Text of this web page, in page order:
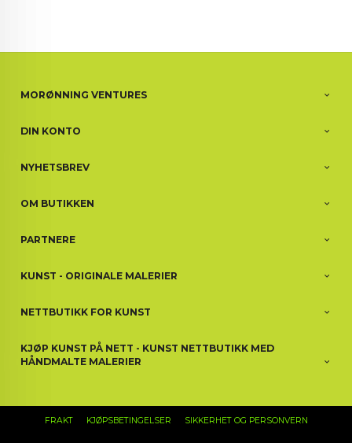
MORØNNING VENTURES
DIN KONTO
NYHETSBREV
OM BUTIKKEN
PARTNERE
KUNST - ORIGINALE MALERIER
NETTBUTIKK FOR KUNST
KJØP KUNST PÅ NETT - KUNST NETTBUTIKK MED
HÅNDMALTE MALERIER
FRAKT KJØPSBETINGELSER SIKKERHET OG PERSONVERN